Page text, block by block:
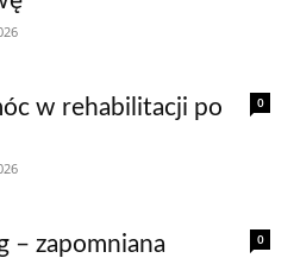
0
w rehabilitacji po
0
– zapomniana